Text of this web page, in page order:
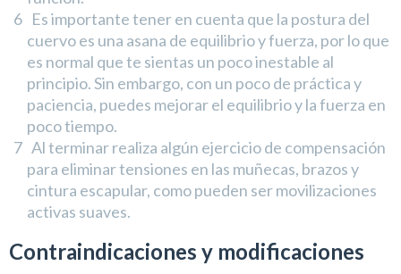
Es importante tener en cuenta que la postura del
cuervo es una asana de equilibrio y fuerza, por lo que
es normal que te sientas un poco inestable al
principio. Sin embargo, con un poco de práctica y
paciencia, puedes mejorar el equilibrio y la fuerza en
poco tiempo.
Al terminar realiza algún ejercicio de compensación
para eliminar tensiones en las muñecas, brazos y
cintura escapular, como pueden ser movilizaciones
activas suaves.
Contraindicaciones y modificaciones